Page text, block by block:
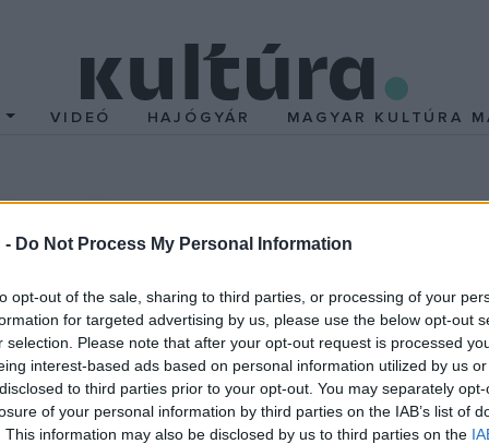
- Do Not Process My Personal Information
opt-out of the sale, sharing to third parties, or processing of your
for targeted advertising by us, please use the below opt-out
selection. Please note that after your opt-out request is processed
interest-based ads based on personal information utilized by us
to third parties prior to your opt-out. You may separately
of your personal information by third parties on the IAB’s list of
This information may also be disclosed by us to third parties on the
VIDEÓ HAJÓGYÁR MAGYAR KULTÚRA
kérdez rá, különösen mivel Susan képei a
állnak és az, hogy hogyan lehetséges a nyitottság a
önmagát minden alkalommal (amennyiben erre lehetőség
művek az efemer, sőt rendezetlenség és véletlenszerűség
tapasztaljuk és értelmezzük, ellentétben jelentések
Királyságban Terry Atkinsonnal (Art and Language)